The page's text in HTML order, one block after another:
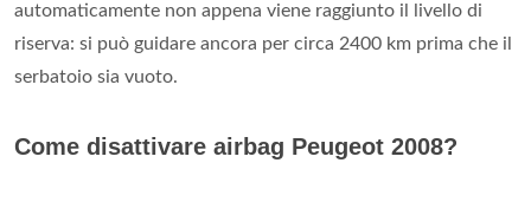
automaticamente non appena viene raggiunto il livello di
riserva: si può guidare ancora per circa 2400 km prima che il
serbatoio sia vuoto.
Come disattivare airbag Peugeot 2008?